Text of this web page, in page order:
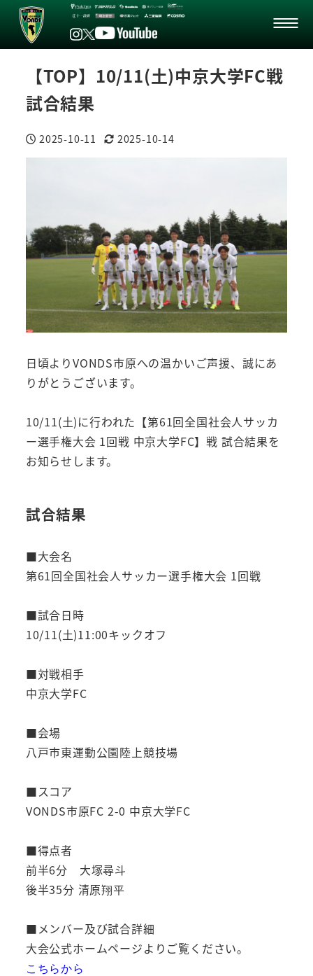
【TOP】10/11(土)中京大学FC戦
試合結果
投稿日
2025-10-11
更新日
2025-10-14
日頃よりVONDS市原への温かいご声援、誠にあ
りがとうございます。
10/11(土)に行われた【第61回全国社会人サッカ
ー選手権大会 1回戦 中京大学FC】戦 試合結果を
お知らせします。
試合結果
■大会名
第61回全国社会人サッカー選手権大会 1回戦
■試合日時
10/11(土)11:00キックオフ
■対戦相手
中京大学FC
■会場
八戸市東運動公園陸上競技場
■スコア
VONDS市原FC 2-0 中京大学FC
■得点者
前半6分 大塚尋斗
後半35分 清原翔平
■メンバー及び試合詳細
大会公式ホームページよりご覧ください。
こちらから